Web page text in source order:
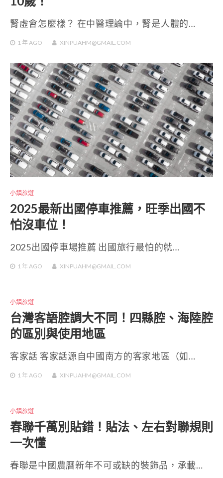
腎虛會怎麼樣？ 在中醫理論中，腎是人體的…
1 年 AGO XINPUAHM@GMAIL.COM
小鎮旅遊
2025最新出國停車推薦，旺季出國不
怕沒車位！
2025出國停車場推薦 出國旅行最怕的就…
1 年 AGO XINPUAHM@GMAIL.COM
小鎮旅遊
台灣客語腔調大不同！四縣腔、海陸腔
的區別與使用地區
客家話 客家話源自中國南方的客家地區（如…
1 年 AGO XINPUAHM@GMAIL.COM
小鎮旅遊
春聯千萬別貼錯！貼法、左右對聯規則
一次懂
春聯是中國農曆新年不可或缺的裝飾品，承載…